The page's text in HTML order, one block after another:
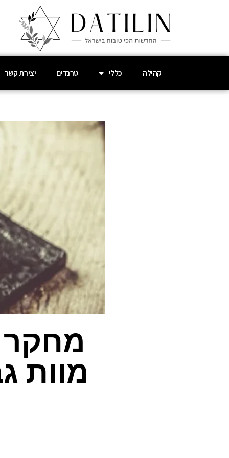
קהילה כללי טרנדים יצירת קשר
מחקר
מוות